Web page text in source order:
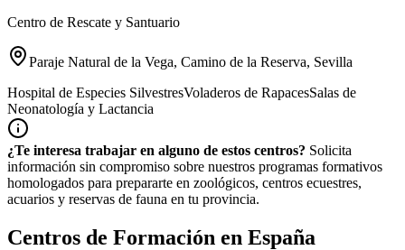
Centro de Rescate y Santuario
Paraje Natural de la Vega, Camino de la Reserva, Sevilla
Hospital de Especies SilvestresVoladeros de RapacesSalas de
Neonatología y Lactancia
¿Te interesa trabajar en alguno de estos centros? Solicita
información sin compromiso sobre nuestros programas formativos
homologados para prepararte en zoológicos, centros ecuestres,
acuarios y reservas de fauna en tu provincia.
Centros de Formación en España